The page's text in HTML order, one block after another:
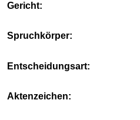
Gericht:
Spruchkörper:
Entscheidungsart:
Aktenzeichen: